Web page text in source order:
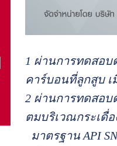
1 ผ่านการทดสอบ
คาร์บอนที่ลูกสูบ เ
2 ผ่านการทดสอบ
ตมบริเวณกระเดื่อ
มาตรฐาน API SN